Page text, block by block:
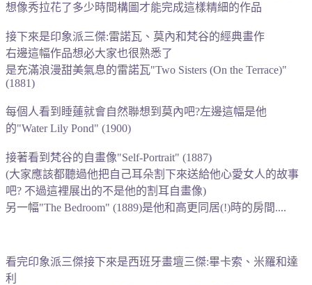
想像秀拉花了多少時間構圖才能完成這樣精細的作品
接下來是印象派三傑:雷諾瓦、莫內和梵谷的經典畫作
右邊這幅作品想必大家也很熟悉了
是充滿浪漫甜美氣息的雷諾瓦"Two Sisters (On the Terrace)"
(1881)
每個人看到睡蓮就會自然聯想到莫內吧?左邊這幅是他
的"Water Lily Pond" (1900)
接著看到梵谷的自畫像"Self-Portrait" (1887)
(大家應該都聽過他把自己耳朵割下來送給他心愛女人的故事
吧? 不過這裡展出的不是他的割耳自畫像)
另一幅"The Bedroom" (1889)是他和高更同居(!)時的房間....
看完印象派三傑接下來是西班牙畫壇三傑:畢卡索、米羅和達
利